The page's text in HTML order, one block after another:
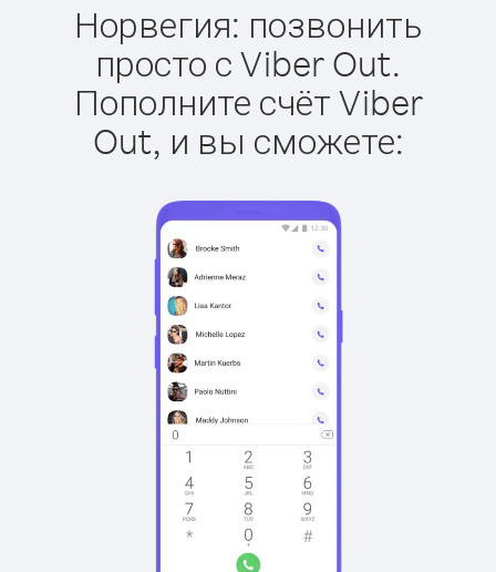
Норвегия: позвонить
просто с Viber Out.
Пополните счёт Viber
Out, и вы сможете: